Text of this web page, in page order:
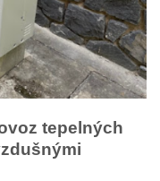
tepelných